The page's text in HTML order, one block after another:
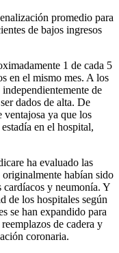
promedio para
de bajos ingresos
1 de cada 5
en el mismo mes. A los
de
dados de alta. De
ventajosa ya que los
en el hospital,
ha evaluado las
originalmente habían sido
cardíacos y neumonía. Y
de los hospitales según
se han expandido para
de cadera y
coronaria.